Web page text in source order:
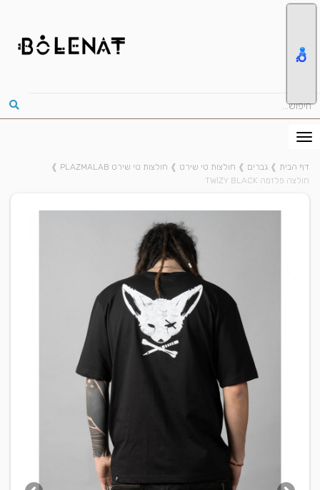
דף הבית ❱ גברים ❱ חולצות טי שירט ❱ חולצות טי שירט PLAZMALAB
❱
חולצה פלזמה TWIZY BLACK